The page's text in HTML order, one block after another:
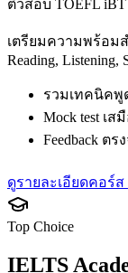
ติวสอบ TOEFL iBT
เตรียมความพร้อม
Reading, Listening,
รวมเทคนิคพู
Mock test เส
Feedback ตร
ดูรายละเอียดคอร์ส
Top Choice
IELTS